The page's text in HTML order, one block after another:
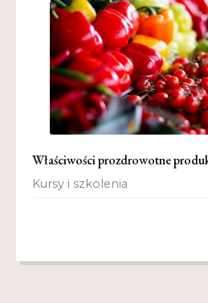
Właściwości prozdrowotne
Kursy i szkolenia